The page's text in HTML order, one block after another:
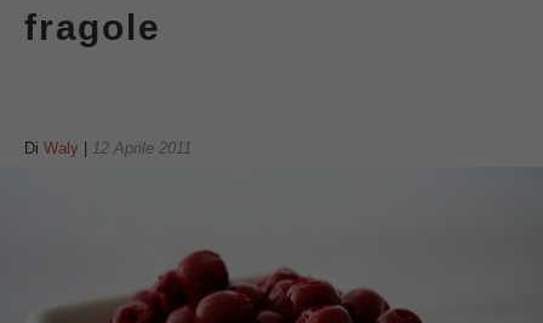
fragole
Di Waly 12 Aprile 2011